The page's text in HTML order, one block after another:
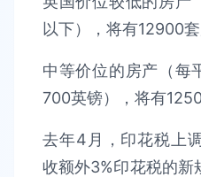
以下），将有12900套
中等价位的房产（每
700英镑），将有1250
去年4月，印花税上
收额外3%印花税的新